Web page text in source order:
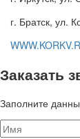
г. Братск, ул.
Заказать
Заполните